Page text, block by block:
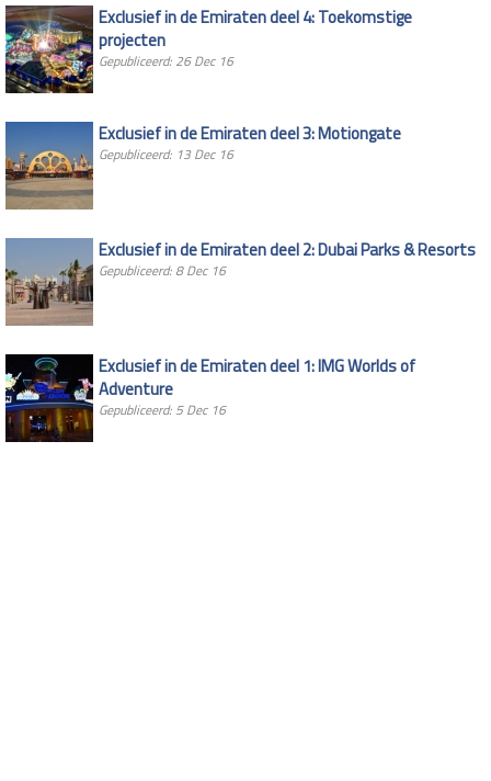
Exclusief in de Emiraten deel 4: Toekomstige
projecten
Gepubliceerd: 26 Dec 16
Exclusief in de Emiraten deel 3: Motiongate
Gepubliceerd: 13 Dec 16
Exclusief in de Emiraten deel 2: Dubai Parks & Resorts
Gepubliceerd: 8 Dec 16
Exclusief in de Emiraten deel 1: IMG Worlds of
Adventure
Gepubliceerd: 5 Dec 16